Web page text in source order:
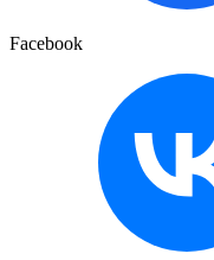
Facebook